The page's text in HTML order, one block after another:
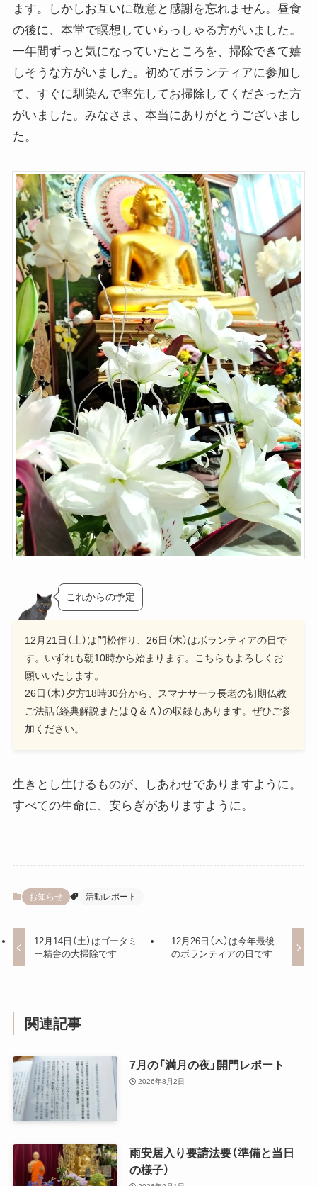
ます。しかしお互いに敬意と感謝を忘れません。昼食
の後に、本堂で瞑想していらっしゃる方がいました。
一年間ずっと気になっていたところを、掃除できて嬉
しそうな方がいました。初めてボランティアに参加し
て、すぐに馴染んで率先してお掃除してくださった方
がいました。みなさま、本当にありがとうございまし
た。
これからの予定
12月21日（土）は門松作り、26日（木）はボランティアの日で
す。いずれも朝10時から始まります。こちらもよろしくお
願いいたします。
26日（木）夕方18時30分から、スマナサーラ長老の初期仏教
ご法話（経典解説またはＱ＆Ａ）の収録もあります。ぜひご参
加ください。
生きとし生けるものが、しあわせでありますように。
すべての生命に、安らぎがありますように。
お知らせ 活動レポート
12月14日（土）はゴータミ
ー精舎の大掃除です
12月26日（木）は今年最後
のボランティアの日です
関連記事
7月の「満月の夜」開門レポート
2026年8月2日
雨安居入り要請法要（準備と当日
の様子）